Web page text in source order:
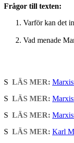
Frågor till texten:
Varför kan det
Vad menade
S LÄS MER:
S LÄS MER:
S LÄS MER:
S LÄS MER: Karl